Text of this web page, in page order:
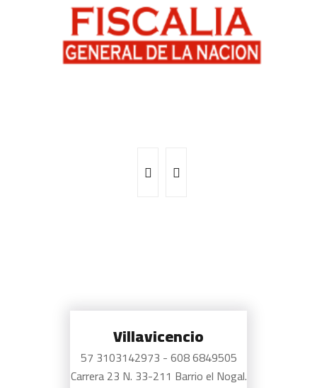
Villavicencio
57 3103142973 - 608 6849505
Carrera 23 N. 33-211 Barrio el Nogal.